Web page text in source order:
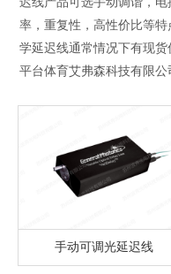
率，重复性，高性价比等特
学延迟线通常情况下有现
平台体育艾弗森科技有限公
手动可调光延迟线